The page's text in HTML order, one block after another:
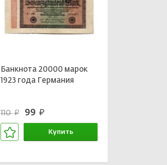
Банкнота 20000 марок
1923 года Германия
110руб. 99 руб.
Купить